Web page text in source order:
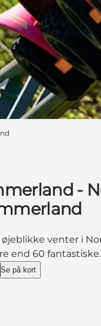
-
venter i
end 60
-
Se på kort
Djurs Sommerland -